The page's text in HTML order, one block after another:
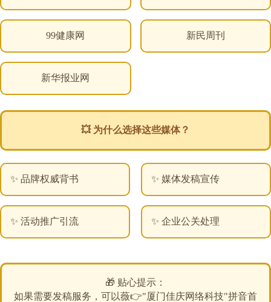
99健康网 新民周刊
新华报业网
💥 为什么选择这些媒体？
✨ 品牌权威背书 ✨ 媒体发稿宣传
✨ 活动推广引流 ✨ 企业公关处理
🎁 贴心提示：
如果需要发稿服务，可以薇👉"厦门佳庆网络科技"拼音首